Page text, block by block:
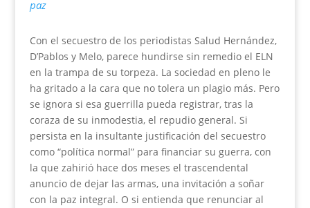
paz
Con el secuestro de los periodistas Salud Hernández,
D’Pablos y Melo, parece hundirse sin remedio el ELN
en la trampa de su torpeza. La sociedad en pleno le
ha gritado a la cara que no tolera un plagio más. Pero
se ignora si esa guerrilla pueda registrar, tras la
coraza de su inmodestia, el repudio general. Si
persista en la insultante justificación del secuestro
como “política normal” para financiar su guerra, con
la que zahirió hace dos meses el trascendental
anuncio de dejar las armas, una invitación a soñar
con la paz integral. O si entienda que renunciar al